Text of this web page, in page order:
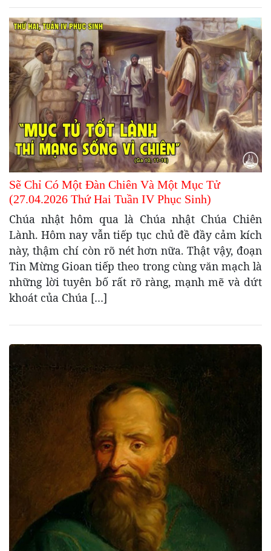
Sẽ Chỉ Có Một Đàn Chiên Và Một Mục Tử
(27.04.2026 Thứ Hai Tuần IV Phục Sinh)
Chúa nhật hôm qua là Chúa nhật Chúa Chiên
Lành. Hôm nay vẫn tiếp tục chủ đề đầy cảm kích
này, thậm chí còn rõ nét hơn nữa. Thật vậy, đoạn
Tin Mừng Gioan tiếp theo trong cùng văn mạch là
những lời tuyên bố rất rõ ràng, mạnh mẽ và dứt
khoát của Chúa […]